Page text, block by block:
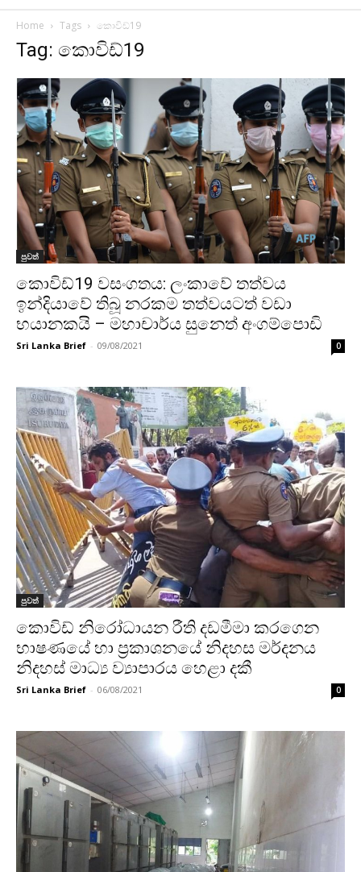
Home Tags කොවිඩ්19
Tag: කොවිඩ්19
පුවත්
කොවිඩ්19 වසංගතය: ලංකාවේ තත්වය
ඉන්දියාවේ තිබූ නරකම තත්වයටත් වඩා
භයානකයි – මහාචාර්ය සුනෙත් අංගම්පොඩි
Sri Lanka Brief - 09/08/2021 0
පුවත්
කොවිඩ් නිරෝධායන රීති දඩමීමා කරගෙන
භාෂණයේ හා ප්‍රකාශනයේ නිදහස මර්දනය
නිදහස් මාධ්‍ය ව්‍යාපාරය හෙළා දකී
Sri Lanka Brief - 06/08/2021 0